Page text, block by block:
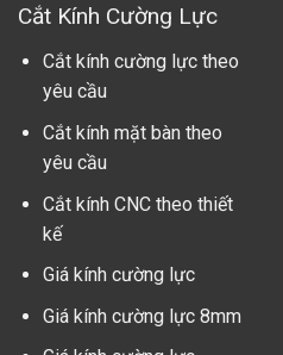
Cắt Kính Cường Lực
Cắt kính cường lực theo
yêu cầu
Cắt kính mặt bàn theo
yêu cầu
Cắt kính CNC theo thiết
kế
Giá kính cường lực
Giá kính cường lực 8mm